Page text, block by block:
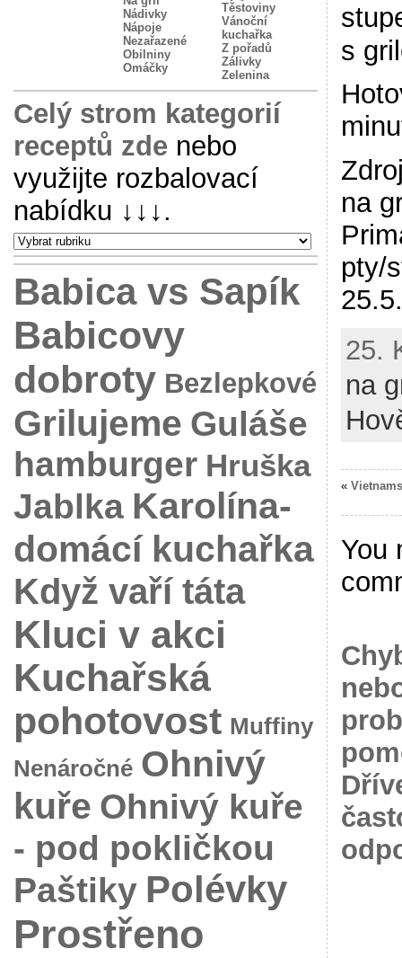
Nádivky
Nápoje
Nezařazené
Obilniny
Omáčky
Těstoviny
Vánoční
kuchařka
Z pořadů
Zálivky
Zelenina
Celý strom kategorií
receptů zde nebo
využijte rozbalovací
nabídku ↓↓↓.
Babica vs Sapík
Babicovy
dobroty Bezlepkové
Grilujeme Guláše
hamburger Hruška
Jablka Karolína-
domácí kuchařka
Když vaří táta
Kluci v akci
Kuchařská
pohotovost Muffiny
Nenáročné Ohnivý
kuře Ohnivý kuře
- pod pokličkou
Paštiky Polévky
Prostřeno
s
na
pty/
25.
na
«
You